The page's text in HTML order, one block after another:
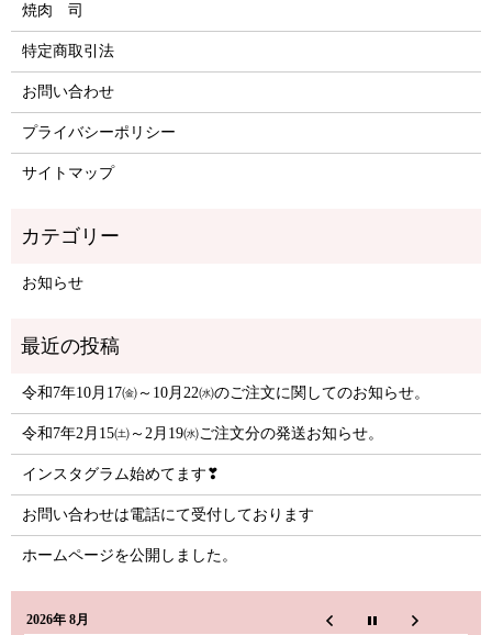
焼肉 司
特定商取引法
お問い合わせ
プライバシーポリシー
サイトマップ
お知らせ
令和7年10月17㈮～10月22㈬のご注文に関してのお知らせ。
令和7年2月15㈯～2月19㈬ご注文分の発送お知らせ。
インスタグラム始めてます❣
お問い合わせは電話にて受付しております
ホームページを公開しました。
2026年 8月